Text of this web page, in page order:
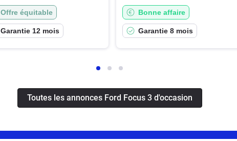
Offre équitable
Garantie 12 mois
Bonne affaire
Garantie 8 mois
Toutes les annonces Ford Focus 3 d'occasion